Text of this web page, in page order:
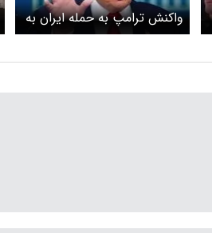
واکنش ترامپ به حمله ایران به
اسرائیل